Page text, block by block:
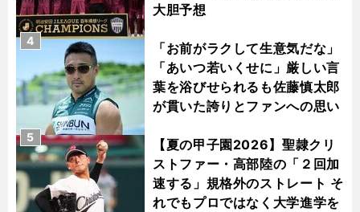
大胆予想
「お前がラクして生意気だな」
「あいつ若いくせに」厳しい言
葉を浴びせられるも佐藤慎太郎
が貫いた誇りとファンへの思い
4
【夏の甲子園2026】聖隷クリ
ストファー・高部陸の「２回加
速する」規格外のストレート そ
れでもプロではなく大学進学を
5